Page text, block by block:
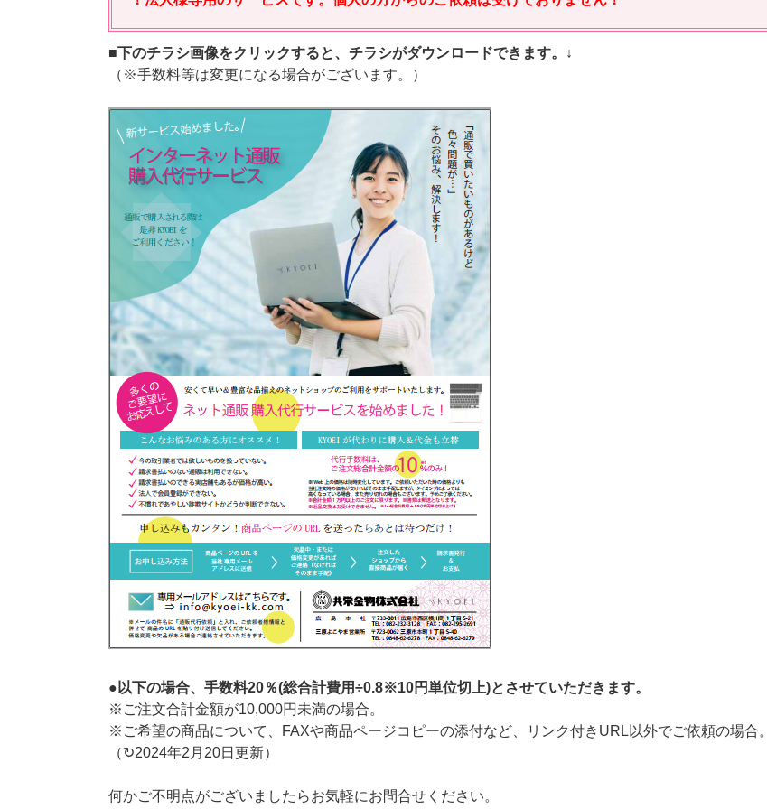
■下のチラシ画像をクリックすると、チラシがダウンロードできます。↓
（※手数料等は変更になる場合がございます。）
●以下の場合、手数料20％(総合計費用÷0.8※10円単位切上)とさせていただきます。
※ご注文合計金額が10,000円未満の場合。
※ご希望の商品について、FAXや商品ページコピーの添付など、リンク付きURL以外でご依頼の場合。
（↻2024年2月20日更新）
何かご不明点がございましたらお気軽にお問合せください。